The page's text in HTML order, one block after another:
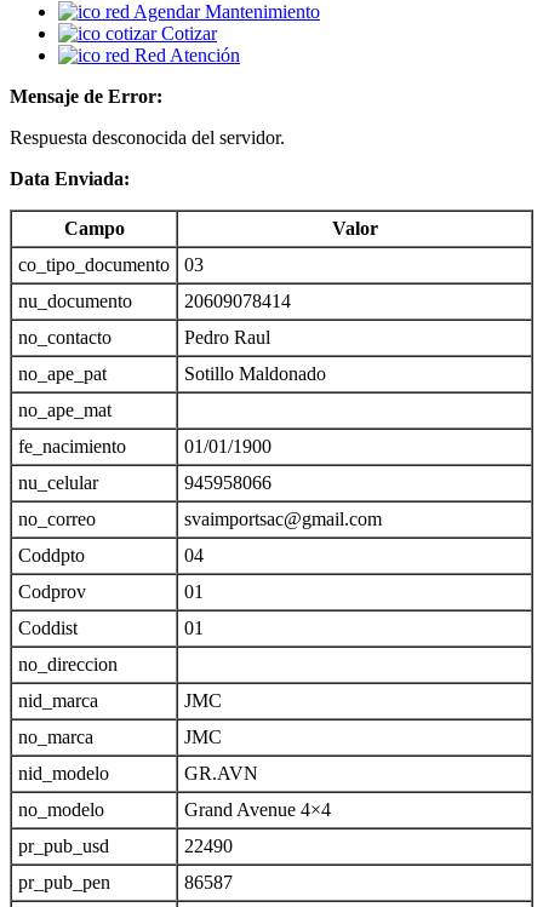
Agendar Mantenimiento
Cotizar
Red Atención
Mensaje de Error:
Respuesta desconocida del servidor.
Data Enviada:
Campo
Valor
co_tipo_documento
03
nu_documento
20609078414
no_contacto
Pedro Raul
no_ape_pat
Sotillo Maldonado
no_ape_mat
fe_nacimiento
01/01/1900
nu_celular
945958066
no_correo
svaimportsac@gmail.com
Coddpto
04
Codprov
01
Coddist
01
no_direccion
nid_marca
JMC
no_marca
JMC
nid_modelo
GR.AVN
no_modelo
Grand Avenue 4×4
pr_pub_usd
22490
pr_pub_pen
86587